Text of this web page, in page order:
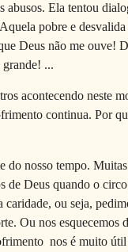
abusos. Ela tentou
pobre e
Deus não me ouve!
...
acontecendo neste
continua. Por
do nosso tempo.
de Deus quando o
caridade, ou seja,
Ou nos esquecemos
nos é muito útil